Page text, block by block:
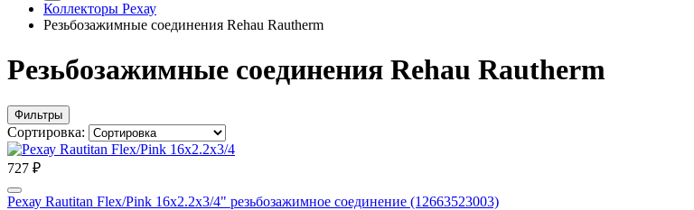
Коллекторы Рехау
Резьбозажимные соединения Rehau Rautherm
Резьбозажимные соединения Rehau Rautherm
Фильтры
Сортировка:
727 ₽
Рехау Rautitan Flex/Pink 16х2.2x3/4" резьбозажимное соединение (12663523003)